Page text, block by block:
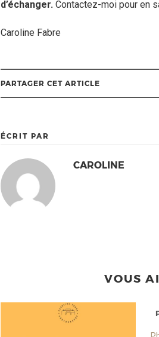
d’échanger. Contactez-moi pour en
Caroline Fabre
PARTAGER CET ARTICLE
ÉCRIT PAR
CAROLINE
VOUS